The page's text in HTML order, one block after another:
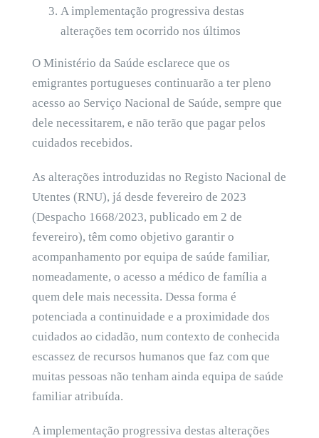
A implementação progressiva destas
alterações tem ocorrido nos últimos
O Ministério da Saúde esclarece que os
emigrantes portugueses continuarão a ter pleno
acesso ao Serviço Nacional de Saúde, sempre que
dele necessitarem, e não terão que pagar pelos
cuidados recebidos.
As alterações introduzidas no Registo Nacional de
Utentes (RNU), já desde fevereiro de 2023
(Despacho 1668/2023, publicado em 2 de
fevereiro), têm como objetivo garantir o
acompanhamento por equipa de saúde familiar,
nomeadamente, o acesso a médico de família a
quem dele mais necessita. Dessa forma é
potenciada a continuidade e a proximidade dos
cuidados ao cidadão, num contexto de conhecida
escassez de recursos humanos que faz com que
muitas pessoas não tenham ainda equipa de saúde
familiar atribuída.
A implementação progressiva destas alterações